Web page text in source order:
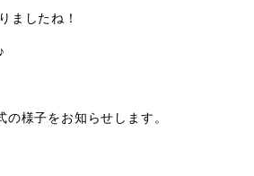
ましたね！
様子をお知らせします。